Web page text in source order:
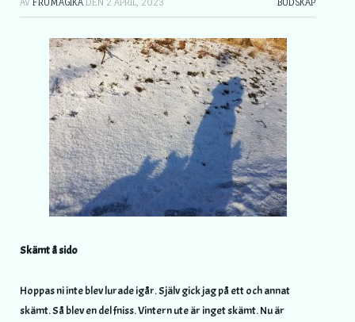
Skämt å sido
Hoppas ni inte blev lurade igår. Själv gick jag på ett och annat
skämt. Så blev en del fniss. Vintern ute är inget skämt. Nu är